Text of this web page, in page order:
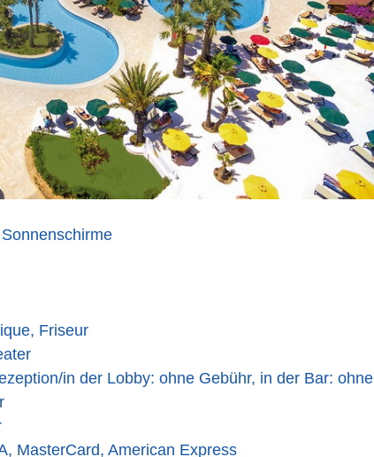
Friseur
in der Lobby: ohne Gebühr, in der Bar: ohne
MasterCard, American Express